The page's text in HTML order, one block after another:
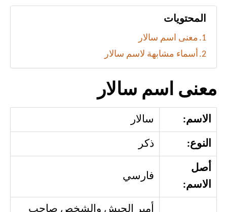
المحتويات
معنى اسم سالار
أسماء مشابهة لاسم سالار
معنى اسم سالار
الاسم: سالار
النوع: ذكر
أصل
الاسم:
فارسي
أمير الجيش والشخص صاحب